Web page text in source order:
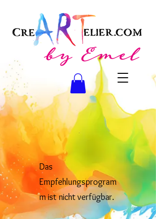
Das
Empfehlungsprogram
m ist nicht verfügbar.